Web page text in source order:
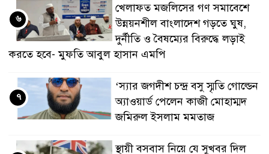
খেলাফত মজলিসের গণ সমাবেশে
উন্নয়নশীল বাংলাদেশ গড়তে ঘুষ,
দুর্নীতি ও বৈষম্যের বিরুদ্ধে লড়াই
করতে হবে- মুফতি আবুল হাসান এমপি
৬
‘স্যার জগদীশ চন্দ্র বসু স্মৃতি গোল্ডেন
অ্যাওয়ার্ড পেলেন কাজী মোহাম্মদ
জমিরুল ইসলাম মমতাজ
৭
স্থায়ী বসবাস নিয়ে যে সুখবর দিল